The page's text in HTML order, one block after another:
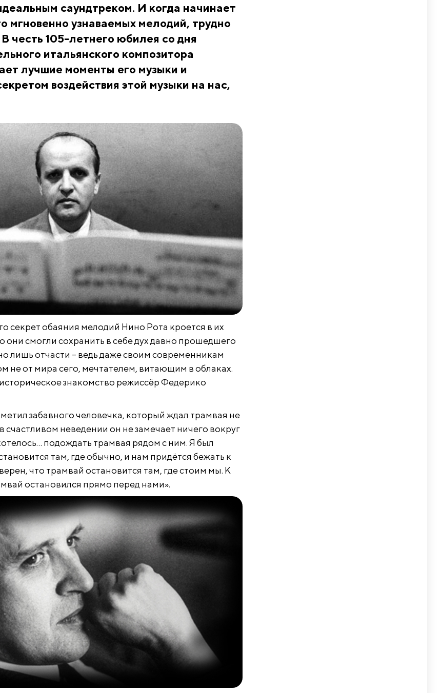
саундтреком. И когда начинает
мгновенно узнаваемых мелодий, трудно
честь 105-летнего юбилея со дня
итальянского композитора
лучшие моменты его музыки и
воздействия этой музыки на нас,
секрет обаяния мелодий Нино Рота кроется в их
они смогли сохранить в себе дух давно прошедшего
лишь отчасти – ведь даже своим современникам
не от мира сего, мечтателем, витающим в облаках.
знакомство режиссёр Федерико
забавного человечка, который ждал трамвая не
счастливом неведении он не замечает ничего вокруг
подождать трамвая рядом с ним. Я был
там, где обычно, и нам придётся бежать к
что трамвай остановится там, где стоим мы. К
остановился прямо перед нами».